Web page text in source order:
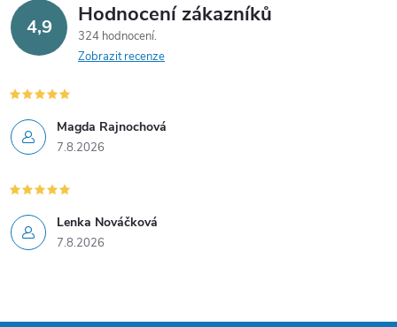
4,9 Hodnocení zákazníků
324 hodnocení
Zobrazit recenze
Magda Rajnochová
7.8.2026
Lenka Nováčková
7.8.2026